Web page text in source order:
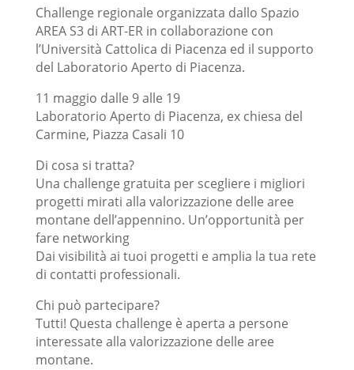
Challenge regionale organizzata dallo Spazio
AREA S3 di ART-ER in collaborazione con
l’Università Cattolica di Piacenza ed il supporto
del Laboratorio Aperto di Piacenza.
11 maggio dalle 9 alle 19
Laboratorio Aperto di Piacenza, ex chiesa del
Carmine, Piazza Casali 10
Di cosa si tratta?
Una challenge gratuita per scegliere i migliori
progetti mirati alla valorizzazione delle aree
montane dell’appennino. Un’opportunità per
fare networking
Dai visibilità ai tuoi progetti e amplia la tua rete
di contatti professionali.
Chi può partecipare?
Tutti! Questa challenge è aperta a persone
interessate alla valorizzazione delle aree
montane.